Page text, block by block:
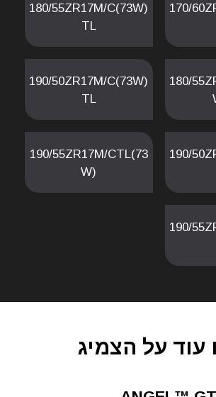
170/
180/55ZR17M/C(73W)
TL
180/
190/50ZR17M/C(73W)
TL
190/
190/55ZR17M/CTL(73
W)
190/
עוד על הצמיג